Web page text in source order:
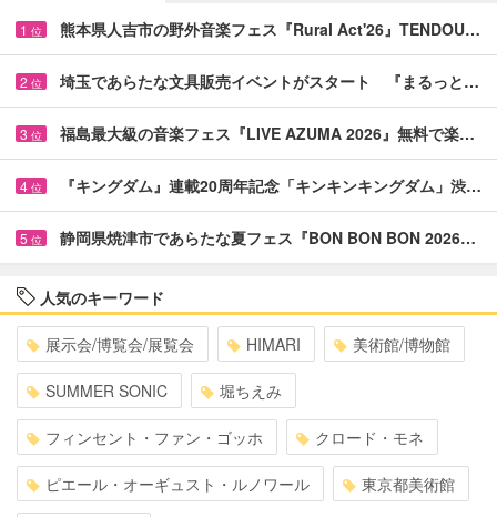
1 位 熊本県人吉市の野外音楽フェス『Rural Act'26』TENDOU…
2 位 埼玉であらたな文具販売イベントがスタート 『まるっと…
3 位 福島最大級の音楽フェス『LIVE AZUMA 2026』無料で楽…
4 位 『キングダム』連載20周年記念「キンキンキングダム」渋…
5 位 静岡県焼津市であらたな夏フェス『BON BON BON 2026…
人気のキーワード
展示会/博覧会/展覧会 HIMARI 美術館/博物館
SUMMER SONIC 堀ちえみ
フィンセント・ファン・ゴッホ クロード・モネ
ピエール・オーギュスト・ルノワール 東京都美術館